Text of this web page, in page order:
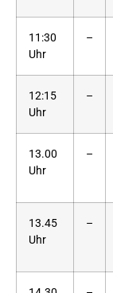
11:30
Uhr
–
12:15
Uhr
–
13.00
Uhr
–
13.45
Uhr
–